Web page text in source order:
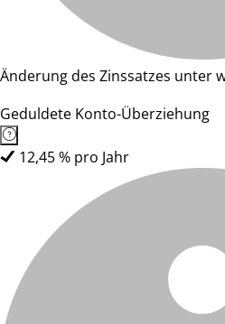
Änderung des Zinssatzes unter
Geduldete Konto-Überziehung
12,45 % pro Jahr